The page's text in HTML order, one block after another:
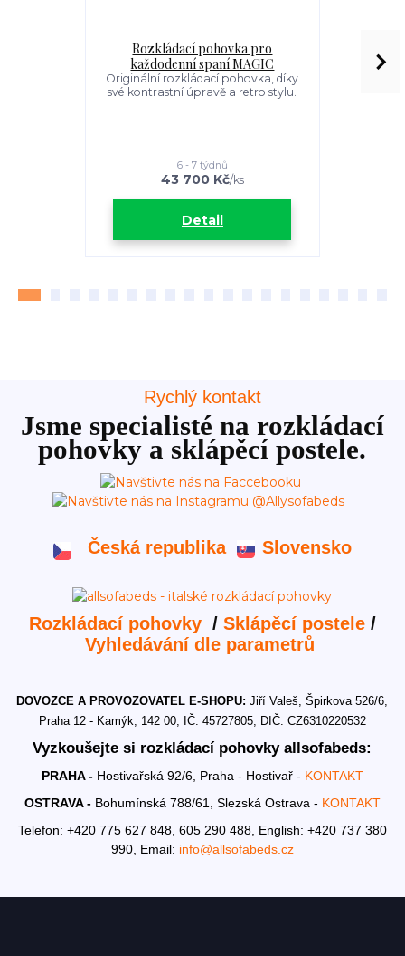
Rozkládací pohovka pro
každodenní spaní MAGIC
Originální rozkládací pohovka, díky
své kontrastní úpravě a retro stylu.
43 700 Kč/ks
6 - 7 týdnů
Detail
pro
Rychlý kontakt
Jsme specialisté na rozkládací
pohovky a sklápěcí postele.
Česká republika Slovensko
Rozkládací pohovky / Sklápěcí postele/
Vyhledávání dle parametrů
DOVOZCE A PROVOZOVATEL E-SHOPU:Jiří Valeš, Špirkova 526/6,
Praha 12 - Kamýk, 142 00, IČ: 45727805, DIČ: CZ6310220532
Vyzkoušejte si rozkládací pohovky allsofabeds:
PRAHA - Hostivařská 92/6, Praha - Hostivař - KONTAKT
OSTRAVA - Bohumínská 788/61, Slezská Ostrava - KONTAKT
Telefon: +420 775 627 848, 605 290 488, English: +420 737 380
990, Email: info@allsofabeds.cz